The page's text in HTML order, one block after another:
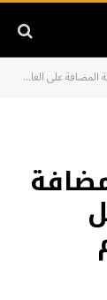
هل يتحملها المستهلك أم الشركة المختصة؟